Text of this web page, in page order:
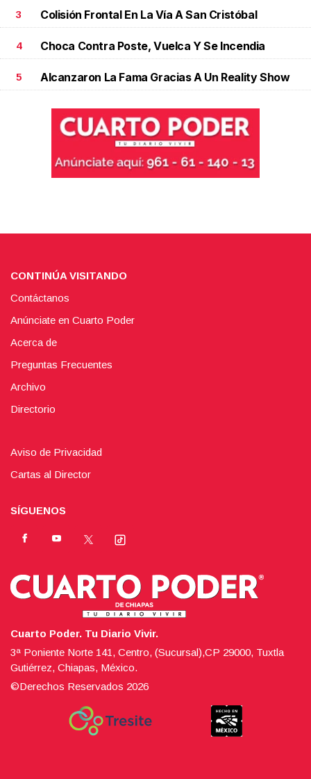
3 Colisión Frontal En La Vía A San Cristóbal
4 Choca Contra Poste, Vuelca Y Se Incendia
5 Alcanzaron La Fama Gracias A Un Reality Show
CONTINÚA VISITANDO
Contáctanos
Anúnciate en Cuarto Poder
Acerca de
Preguntas Frecuentes
Archivo
Directorio
Aviso de Privacidad
Cartas al Director
SÍGUENOS
Cuarto Poder. Tu Diario Vivir.
3ª Poniente Norte 141, Centro, (Sucursal),CP 29000, Tuxtla
Gutiérrez, Chiapas, México.
©Derechos Reservados 2026